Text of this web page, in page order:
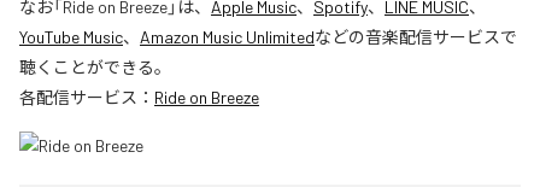
なお「Ride on Breeze」は、 Apple Music、 Spotify、 LINE MUSIC、
YouTube Music、 Amazon Music Unlimitedなどの音楽配信サービスで
聴くことができる。
各配信サービス： Ride on Breeze